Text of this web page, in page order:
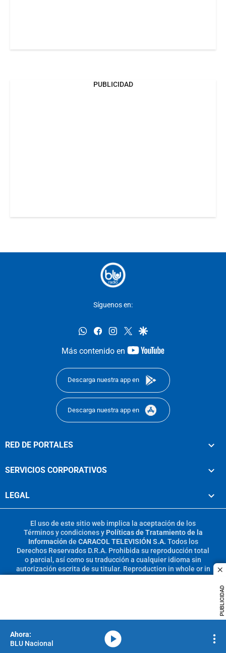
PUBLICIDAD
PUBLICIDAD
Síguenos en:
whatsappfacebookinstagram
twittergoogle
Más contenido en
youtube-
Descarga nuestra app en
Descarga nuestra app en
RED DE PORTALES
SERVICIOS CORPORATIVOS
LEGAL
El uso de este sitio web implica la aceptación de los
Términos y condicionesy Políticas de Tratamiento de la
Información de CARACOL TELEVISIÓN S.A. Todos los
Derechos Reservados D.R.A. Prohibida su reproducción total
o parcial, así como su traducción a cualquier idioma sin
autorización escrita de su titular. Reproduction in whole or in
BLU Nacional